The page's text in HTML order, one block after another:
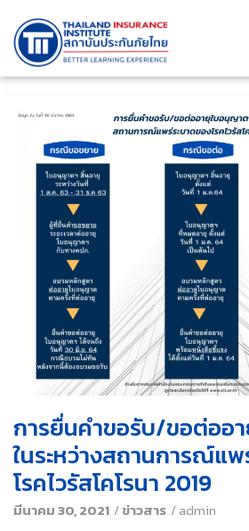
การยื่นคำขอรับ/ขอต่ออ
ในระหว่างสถานการณ์แ
โรคไวรัสโคโรนา 2019
มีนาคม 30, 2021 /ข่าวสาร /admin